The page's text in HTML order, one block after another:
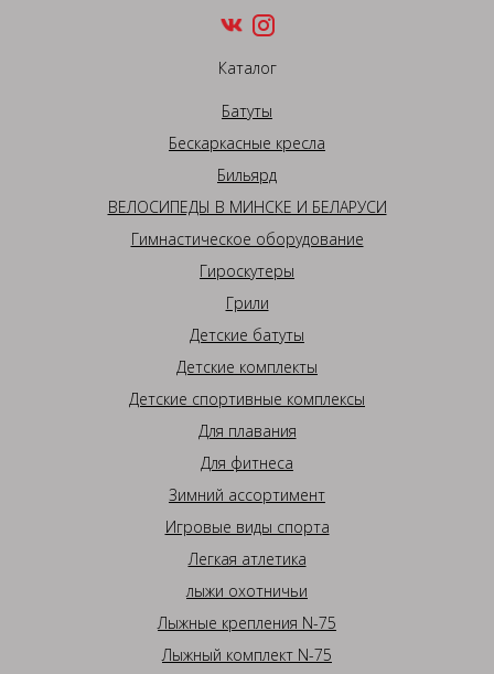
Каталог
Батуты
Бескаркасные кресла
Бильярд
ВЕЛОСИПЕДЫ В МИНСКЕ И БЕЛАРУСИ
Гимнастическое оборудование
Гироскутеры
Грили
Детские батуты
Детские комплекты
Детские спортивные комплексы
Для плавания
Для фитнеса
Зимний ассортимент
Игровые виды спорта
Легкая атлетика
лыжи охотничьи
Лыжные крепления N-75
Лыжный комплект N-75